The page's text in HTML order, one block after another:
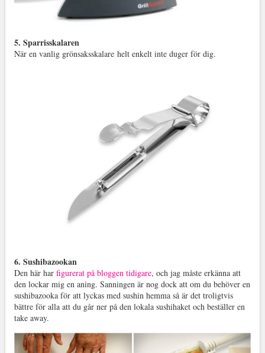
5. Sparrisskalaren
När en vanlig grönsaksskalare helt enkelt inte duger för dig.
6. Sushibazookan
Den här har figurerat på bloggen tidigare, och jag måste erkänna att
den lockar mig en aning. Sanningen är nog dock att om du behöver en
sushibazooka för att lyckas med sushin hemma så är det troligtvis
bättre för alla att du går ner på den lokala sushihaket och beställer en
take away.